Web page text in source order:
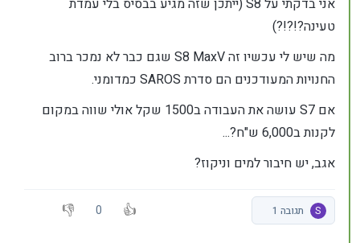
אני בדקתי על S8 (ייתכן שזה מגיע בבסיס בלי עמדת
טעינה?!?!?)
מה שיש לי עכשיו זה S8 MaxV שגם כבר לא נמכר ברוב
החנויות המעודכנים הם סדרת SAROS כמדומני.
אם S7 עושה את העבודה ב1500 שקל אולי שווה במקום
לקנות ב6,000 ש"ח?...
אגב, יש חיבור למים וניקוז?
S תגובה 1 0